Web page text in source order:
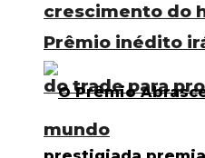
Prêmio inédito
do trade para
mundo
crescimento do